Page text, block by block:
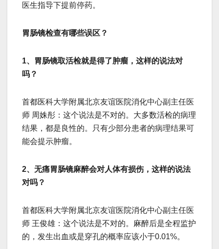
医生指导下提前停药。
胃肠镜检查有哪些误区？
1、胃肠镜取活检就是得了肿瘤，这样的说法对
吗？
首都医科大学附属北京友谊医院消化中心副主任医
师 周姝彤：这个说法是不对的。大多数活检的病理
结果，都是良性的。只有少部分患者的病理结果可
能会提示肿瘤。
2、无痛胃肠镜麻醉会对人体有损伤，这样的说法
对吗？
首都医科大学附属北京友谊医院消化中心副主任医
师 王俊雄：这个说法是不对的。麻醉后是全程监护
的，发生出血或是穿孔的概率应该小于0.01%。